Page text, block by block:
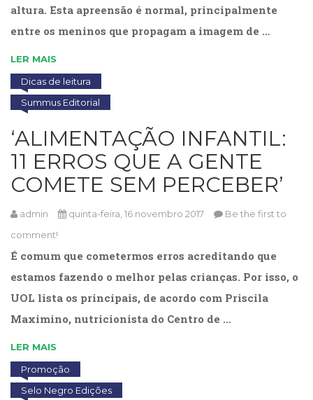
Gestalt-
(93)
Jornalismo
LGBTQIA+
(66)
Erótica
(11)
Literatura,
Ficção,
Ensaios
(69)
Obras
de
referência
PNL
(Programação
Neurolingüística)
Psicodrama
(200)
Psicologia,
Psicoterapia
altura. Esta apreensão é normal, principalmente
entre os meninos que propagam a imagem de …
LER MAIS
Dicas de leitura
Summus Editorial
‘ALIMENTAÇÃO INFANTIL:
11 ERROS QUE A GENTE
COMETE SEM PERCEBER’
admin quinta-feira, 16 novembro 2017
Be the first to
comment!
É comum que cometermos erros acreditando que
estamos fazendo o melhor pelas crianças. Por isso, o
UOL lista os principais, de acordo com Priscila
Maximino, nutricionista do Centro de …
LER MAIS
Promoção
Selo Negro Edições